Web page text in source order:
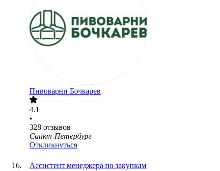
Пивоварни Бочкарев
4.1
•
328 отзывов
Санкт-Петербург
Откликнуться
Ассистент менеджера по закупкам